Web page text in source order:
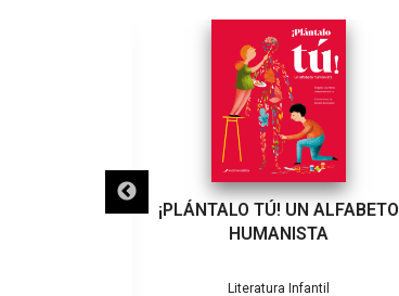
¡PLÁNTALO TÚ! UN ALFABETO
HUMANISTA
Literatura Infantil